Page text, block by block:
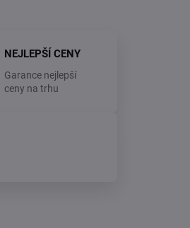
NEJLEPŠÍ CENY
Garance nejlepší
ceny na trhu